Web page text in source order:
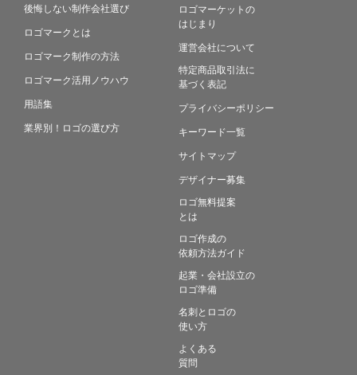
後悔しない制作会社選び
ロゴマークとは
ロゴマーク制作の方法
ロゴマーク活用ノウハウ
用語集
業界別！ロゴの選び方
ロゴマーケットの
はじまり
運営会社について
特定商品取引法に
基づく表記
プライバシーポリシー
キーワード一覧
サイトマップ
デザイナー募集
ロゴ無料提案
とは
ロゴ作成の
依頼方法ガイド
起業・会社設立の
ロゴ準備
名刺とロゴの
使い方
よくある
質問